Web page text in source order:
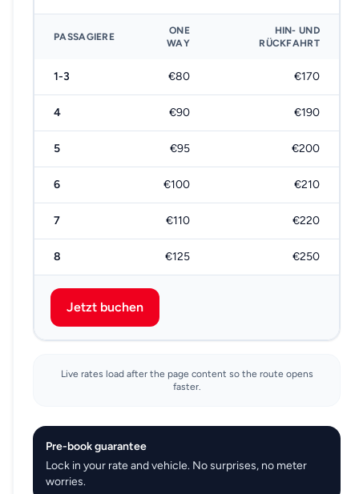
PASSAGIERE
ONE
WAY
HIN- UND
RÜCKFAHRT
1-3 €80 €170
4 €90 €190
5 €95 €200
6 €100 €210
7 €110 €220
8 €125 €250
Jetzt buchen
Live rates load after the page content so the route opens
faster.
Pre-book guarantee
Lock in your rate and vehicle. No surprises, no meter
worries.